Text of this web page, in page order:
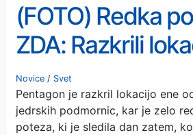
(FOTO) Redka
ZDA: Razkrili
jedrske
sporočilo za Iran?
Novice / Svet
Pentagon je razkril lokacijo ene
jedrskih podmornic, kar je zelo
poteza, ki je sledila dan zatem,